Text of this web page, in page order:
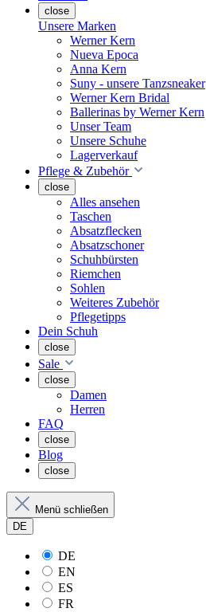
close
Unsere Marken
Werner Kern
Nueva Epoca
Anna Kern
Suny - unsere Tanzsneaker
Werner Kern Bridal
Ballerinas by Werner Kern
Unser Team
Unsere Schuhe
Lagerverkauf
Pflege & Zubehör
close
Alles ansehen
Taschen
Absatzflecken
Absatzschoner
Schuhbürsten
Riemchen
Sohlen
Weiteres Zubehör
Pflegetipps
Dein Schuh
close
Sale
close
Damen
Herren
FAQ
close
Blog
close
Menü schließen
DE
DE
EN
ES
FR